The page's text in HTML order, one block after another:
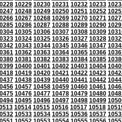
10229 10230 10231 10232 10233
10248 10249 10250 10251 10252
10267 10268 10269 10270 10271
10286 10287 10288 10289 10290
10305 10306 10307 10308 10309
10324 10325 10326 10327 10328
10343 10344 10345 10346 10347
10362 10363 10364 10365 10366
10381 10382 10383 10384 10385
10400 10401 10402 10403 10404
10419 10420 10421 10422 10423
10438 10439 10440 10441 10442
10457 10458 10459 10460 10461
10476 10477 10478 10479 10480
10495 10496 10497 10498 10499
10514 10515 10516 10517 10518
10533 10534 10535 10536 10537